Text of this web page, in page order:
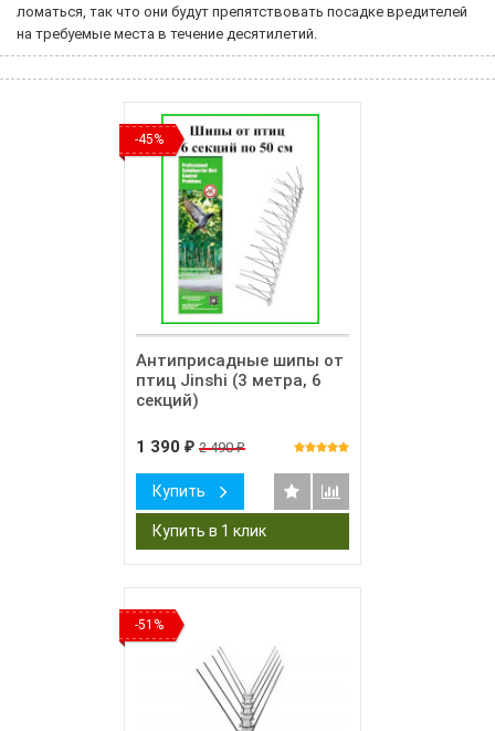
ломаться, так что они будут препятствовать посадке вредителей
на требуемые места в течение десятилетий.
-45%
Антиприсадные шипы от
птиц Jinshi (3 метра, 6
секций)
1 390 ₽ 2 490₽
Купить
-51%